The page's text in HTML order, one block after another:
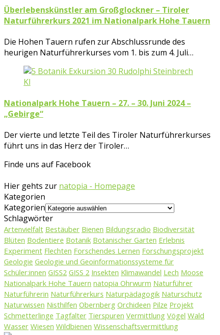
Überlebenskünstler am Großglockner – Tiroler
Naturführerkurs 2021 im Nationalpark Hohe Tauern
Die Hohen Tauern rufen zur Abschlussrunde des
heurigen Naturführerkurses vom 1. bis zum 4. Juli…
Nationalpark Hohe Tauern – 27. – 30. Juni 2024 –
„Gebirge“
Der vierte und letzte Teil des Tiroler Naturführerkurses
führt uns in das Herz der Tiroler…
Finde uns auf Facebook
Hier gehts zur natopia - Homepage
Kategorien
Kategorien
Schlagwörter
Artenvielfalt Bestäuber Bienen Bildungsradio Biodiversität
Blüten Bodentiere Botanik Botanischer Garten Erlebnis
Experiment Flechten Forschendes Lernen Forschungsprojekt
Geologie Geologie und Geoinformationssysteme für
Schüler:innen GISS2 GISS 2 Insekten Klimawandel Lech Moose
Nationalpark Hohe Tauern natopia Ohrwurm Naturführer
Naturführerin Naturführerkurs Naturpädagogik Naturschutz
Naturwissen Nisthilfen Obernberg Orchideen Pilze Projekt
Schmetterlinge Tagfalter Tierspuren Vermittlung Vögel Wald
Wasser Wiesen Wildbienen Wissenschaftsvermittlung